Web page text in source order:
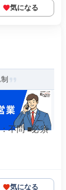
気になる
不問 ■必須
気になる